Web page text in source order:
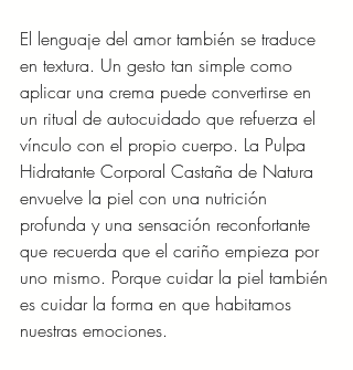
El lenguaje del amor también se traduce
en textura. Un gesto tan simple como
aplicar una crema puede convertirse en
un ritual de autocuidado que refuerza el
vínculo con el propio cuerpo. La Pulpa
Hidratante Corporal Castaña de Natura
envuelve la piel con una nutrición
profunda y una sensación reconfortante
que recuerda que el cariño empieza por
uno mismo. Porque cuidar la piel también
es cuidar la forma en que habitamos
nuestras emociones.